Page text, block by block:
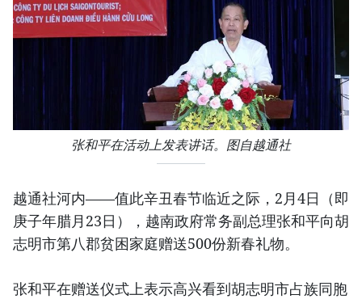
张和平在活动上发表讲话。图自越通社
越通社河内——值此辛丑春节临近之际，2月4日（即
庚子年腊月23日），越南政府常务副总理张和平向胡
志明市第八郡贫困家庭赠送500份新春礼物。
张和平在赠送仪式上表示高兴看到胡志明市占族同胞